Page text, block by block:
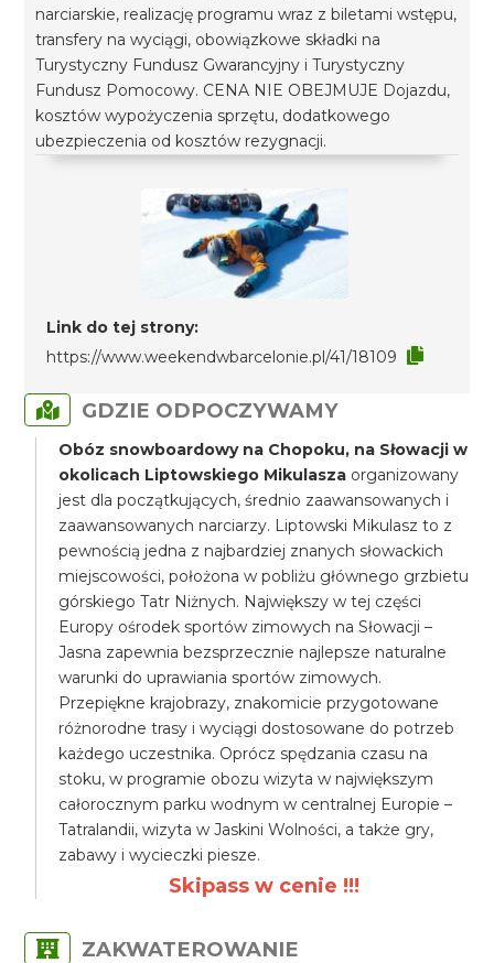
narciarskie, realizację programu wraz z biletami wstępu,
transfery na wyciągi, obowiązkowe składki na
Turystyczny Fundusz Gwarancyjny i Turystyczny
Fundusz Pomocowy. CENA NIE OBEJMUJE Dojazdu,
kosztów wypożyczenia sprzętu, dodatkowego
ubezpieczenia od kosztów rezygnacji.
Link do tej strony:
https://www.weekendwbarcelonie.pl/41/18109
GDZIE ODPOCZYWAMY
Obóz snowboardowy na Chopoku, na Słowacji w
okolicach Liptowskiego Mikulasza organizowany
jest dla początkujących, średnio zaawansowanych i
zaawansowanych narciarzy. Liptowski Mikulasz to z
pewnością jedna z najbardziej znanych słowackich
miejscowości, położona w pobliżu głównego grzbietu
górskiego Tatr Niżnych. Największy w tej części
Europy ośrodek sportów zimowych na Słowacji –
Jasna zapewnia bezsprzecznie najlepsze naturalne
warunki do uprawiania sportów zimowych.
Przepiękne krajobrazy, znakomicie przygotowane
różnorodne trasy i wyciągi dostosowane do potrzeb
każdego uczestnika. Oprócz spędzania czasu na
stoku, w programie obozu wizyta w największym
całorocznym parku wodnym w centralnej Europie –
Tatralandii, wizyta w Jaskini Wolności, a także gry,
zabawy i wycieczki piesze.
Skipass w cenie !!!
ZAKWATEROWANIE